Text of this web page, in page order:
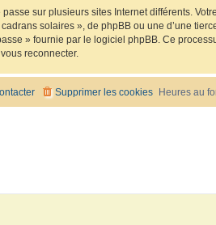
sur plusieurs sites Internet différents.
solaires », de phpBB ou une d’une
» fournie par le logiciel phpBB. Ce
reconnecter.
Heures au
Supprimer les cookies